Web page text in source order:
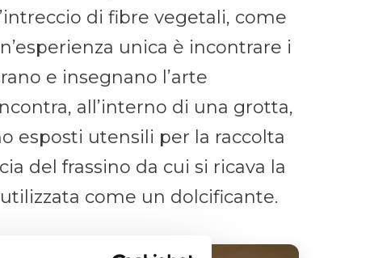
di fibre vegetali, come
unica è incontrare i
e insegnano l’arte
all’interno di una grotta,
esposti utensili per la raccolta
del frassino da cui si ricava la
come un dolcificante.